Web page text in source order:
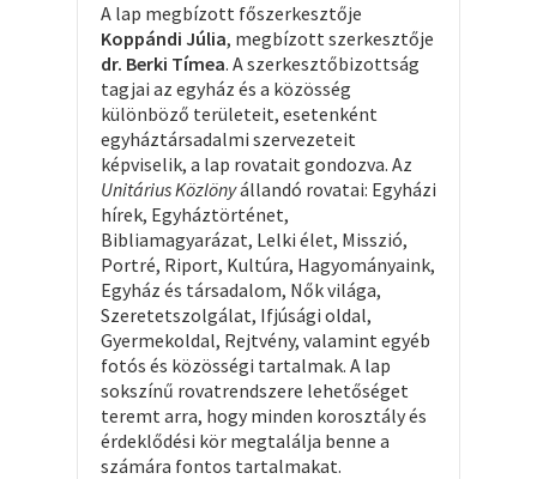
A lap megbízott főszerkesztője
Koppándi Júlia, megbízott szerkesztője
dr. Berki Tímea. A szerkesztőbizottság
tagjai az egyház és a közösség
különböző területeit, esetenként
egyháztársadalmi szervezeteit
képviselik, a lap rovatait gondozva. Az
Unitárius Közlönyállandó rovatai: Egyházi
hírek, Egyháztörténet,
Bibliamagyarázat, Lelki élet, Misszió,
Portré, Riport, Kultúra, Hagyományaink,
Egyház és társadalom, Nők világa,
Szeretetszolgálat, Ifjúsági oldal,
Gyermekoldal, Rejtvény, valamint egyéb
fotós és közösségi tartalmak. A lap
sokszínű rovatrendszere lehetőséget
teremt arra, hogy minden korosztály és
érdeklődési kör megtalálja benne a
számára fontos tartalmakat.